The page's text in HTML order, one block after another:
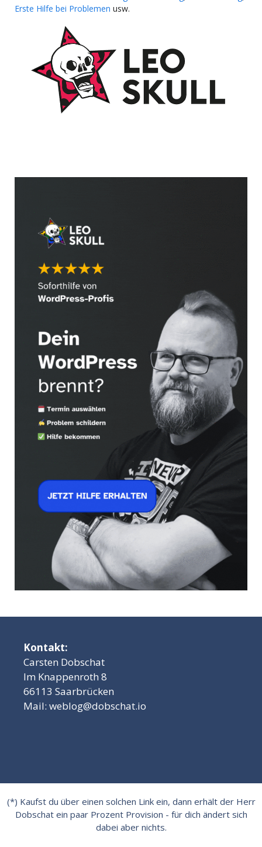
Erste Hilfe bei Problemen usw.
Kontakt:
Carsten Dobschat
Im Knappenroth 8
66113 Saarbrücken
Mail: weblog@dobschat.io
(*) Kaufst du über einen solchen Link ein, dann erhält der Herr
Dobschat ein paar Prozent Provision - für dich ändert sich
dabei aber nichts.